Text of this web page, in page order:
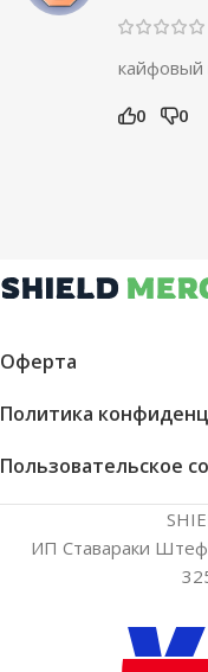
кайфовый
0 0
Оферта
Политика
Пользовательское
ИП Ставараки